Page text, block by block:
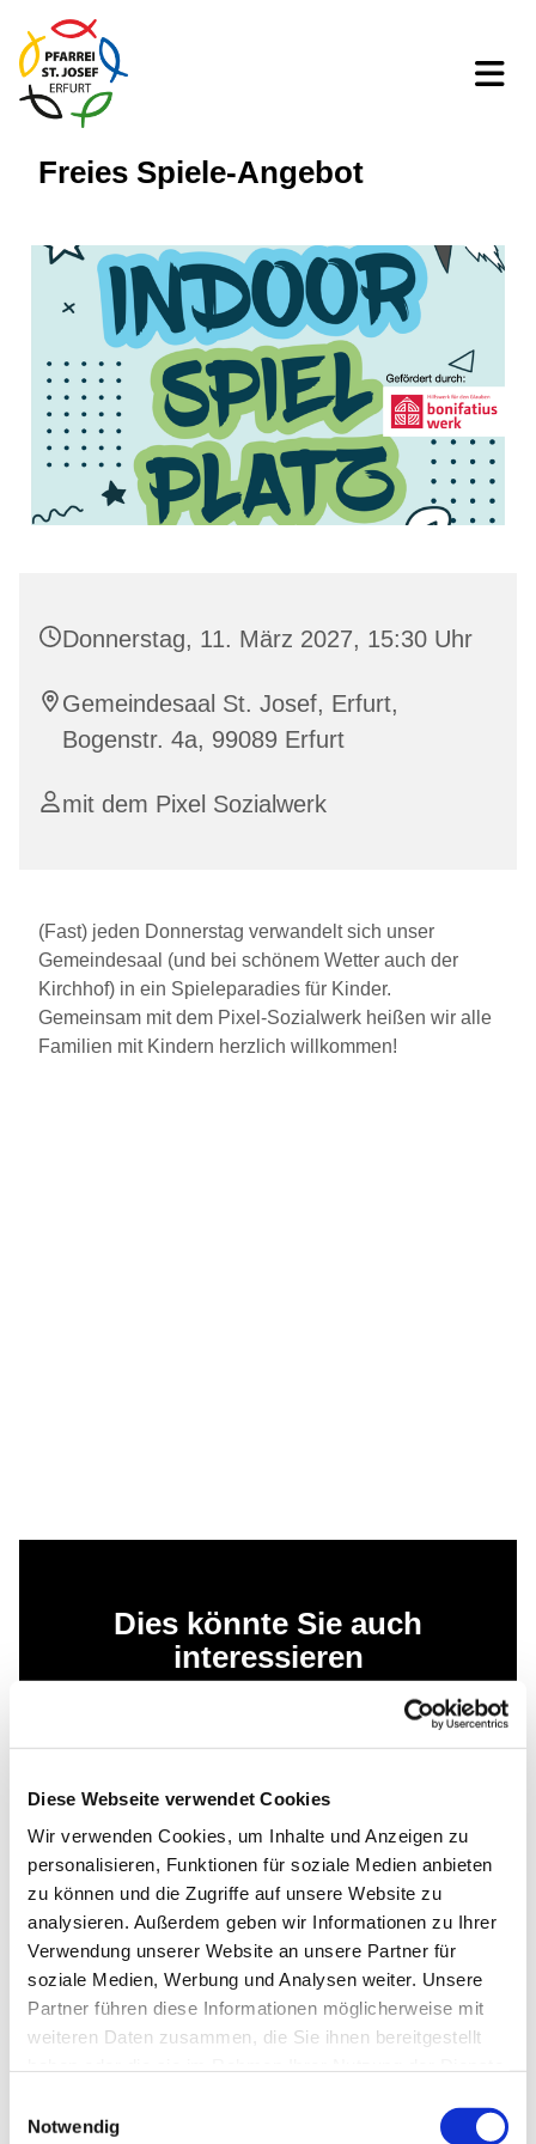
Diese Webseite verwendet Cookies
Wir verwenden Cookies, um Inhalte und Anzeigen zu
personalisieren, Funktionen für soziale Medien anbieten
zu können und die Zugriffe auf unsere Website zu
analysieren. Außerdem geben wir Informationen zu Ihrer
Verwendung unserer Website an unsere Partner für
soziale Medien, Werbung und Analysen weiter. Unsere
Partner führen diese Informationen möglicherweise mit
weiteren Daten zusammen, die Sie ihnen bereitgestellt
Notwendig
Freies Spiele-Angebot
Donnerstag, 11. März 2027, 15:30 Uhr
Gemeindesaal St. Josef, Erfurt,
Bogenstr. 4a, 99089 Erfurt
mit dem Pixel Sozialwerk
(Fast) jeden Donnerstag verwandelt sich unser
Gemeindesaal (und bei schönem Wetter auch der
Kirchhof) in ein Spieleparadies für Kinder.
Gemeinsam mit dem Pixel-Sozialwerk heißen wir alle
Familien mit Kindern herzlich willkommen!
Dies könnte Sie auch
interessieren